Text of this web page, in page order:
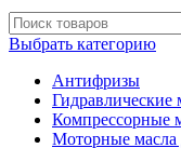
Выбрать категорию
Антифризы
Гидравлические
Компрессорные
Моторные масла